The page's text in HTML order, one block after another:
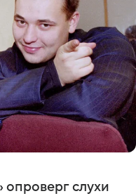
опроверг слухи